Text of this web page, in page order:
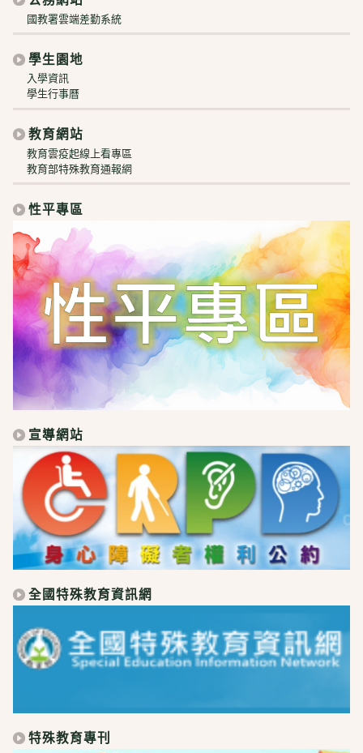
國教署雲端差勤系統
學生園地
入學資訊
學生行事曆
教育網站
教育雲疫起線上看專區
教育部特殊教育通報網
性平專區
宣導網站
全國特殊教育資訊網
特殊教育專刊